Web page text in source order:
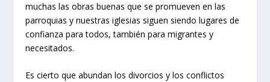
muchas las obras buenas que se promueven en las
parroquias y nuestras iglesias siguen siendo lugares de
confianza para todos, también para migrantes y
necesitados.
Es cierto que abundan los divorcios y los conflictos